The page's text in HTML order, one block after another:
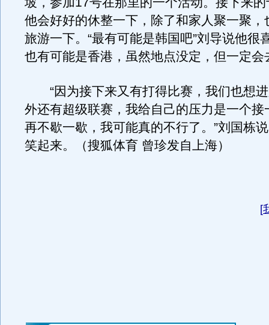
他会好好的休整一下，除了和家人聚一聚，
旅游一下。“最有可能是韩国吧”刘导说他很
也有可能是香港，虽然地点没定，但一定会
“因为接下来又有打得比赛，我们也想进
外还有超级联赛，我给自己的压力是一个接
再不歇一歇，我可能真的不行了。”刘国栋
笑起来。（搜狐体育 曾珍发自上海）
[